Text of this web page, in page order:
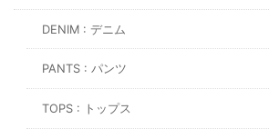
DENIM : デニム
PANTS : パンツ
TOPS : トップス